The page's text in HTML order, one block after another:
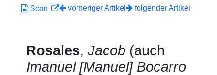
Scan
vorheriger Artikel folgender Artikel
Rosales, Jacob (auch
Imanuel [Manuel] Bocarro